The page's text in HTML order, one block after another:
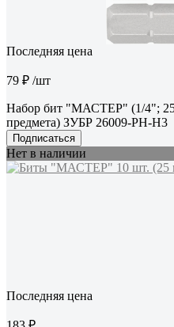
Последняя цена
79 ₽ /шт
Набор бит "МАСТЕР" (1/4";
предмета) ЗУБР 26009-PH-H3
Подписаться
Нет в наличии
Последняя цена